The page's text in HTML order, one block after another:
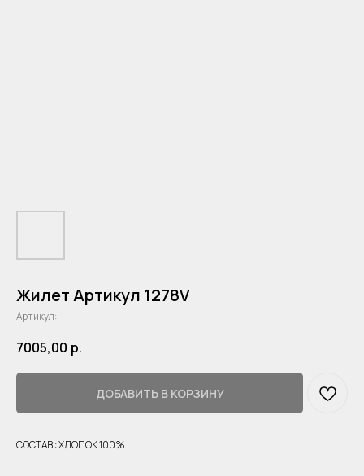
Жилет Артикул 1278V
Артикул:
7005,00 р.
ДОБАВИТЬ В КОРЗИНУ
СОСТАВ : ХЛОПОК 100%